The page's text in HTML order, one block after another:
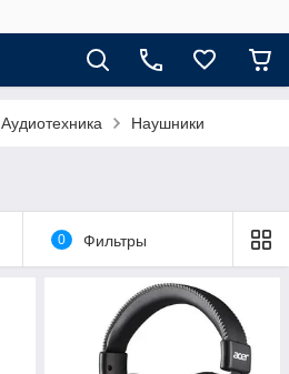
Аудиотехника Наушники
0 Фильтры